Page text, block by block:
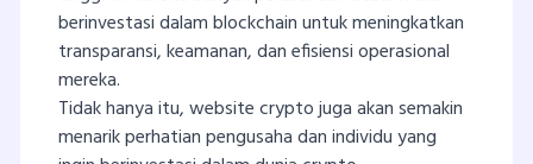
berinvestasi dalam blockchain untuk meningkatkan
transparansi, keamanan, dan efisiensi operasional
mereka.
Tidak hanya itu, website crypto juga akan semakin
menarik perhatian pengusaha dan individu yang